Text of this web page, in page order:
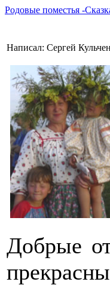
Родовые поместья -
Написал: Сергей
Добрые